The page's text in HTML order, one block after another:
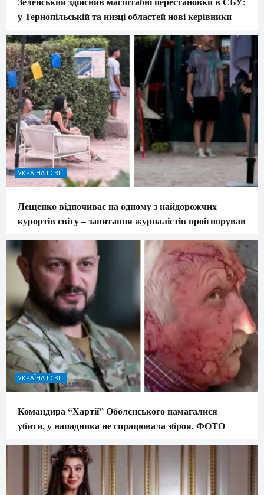
у Тернопільській та низці областей нові керівники
УКРАЇНА І СВІТ
Лещенко відпочиває на одному з найдорожчих
курортів світу – запитання журналістів проігнорував
УКРАЇНА І СВІТ
Командира “Хартії” Оболєнського намагалися
убити, у нападника не спрацювала зброя. ФОТО